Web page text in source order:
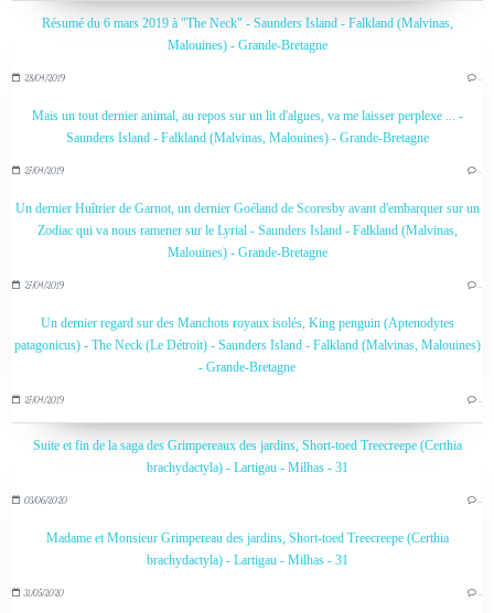
Résumé du 6 mars 2019 à "The Neck" - Saunders Island - Falkland (Malvinas,
Malouines) - Grande-Bretagne
28/04/2019 …
Mais un tout dernier animal, au repos sur un lit d'algues, va me laisser perplexe ... -
Saunders Island - Falkland (Malvinas, Malouines) - Grande-Bretagne
27/04/2019 …
Un dernier Huîtrier de Garnot, un dernier Goéland de Scoresby avant d'embarquer sur un
Zodiac qui va nous ramener sur le Lyrial - Saunders Island - Falkland (Malvinas,
Malouines) - Grande-Bretagne
27/04/2019 …
Un dernier regard sur des Manchots royaux isolés, King penguin (Aptenodytes
patagonicus) - The Neck (Le Détroit) - Saunders Island - Falkland (Malvinas, Malouines)
- Grande-Bretagne
27/04/2019 …
Suite et fin de la saga des Grimpereaux des jardins, Short-toed Treecreepe (Certhia
brachydactyla) - Lartigau - Milhas - 31
03/06/2020 …
Madame et Monsieur Grimpereau des jardins, Short-toed Treecreepe (Certhia
brachydactyla) - Lartigau - Milhas - 31
31/05/2020 …